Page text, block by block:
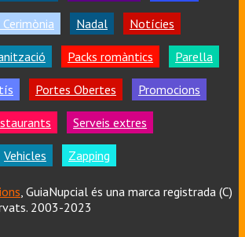
Cerimònia Nadal Notícies
Packs romàntics Parella
Portes Obertes Promocions
Serveis extres
Vehicles Zapping
, GuiaNupcial és una marca registrada (C)
2003-2023